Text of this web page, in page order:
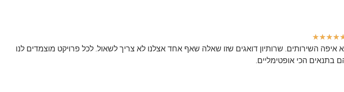
★
★
★
★
השירותים. שרותיון דואגים שזו שאלה שאף אחד אצלנו לא צריך לשאול. לכל פרויקט מוצמדים לנו
בתנאים הכי אופטימליים.